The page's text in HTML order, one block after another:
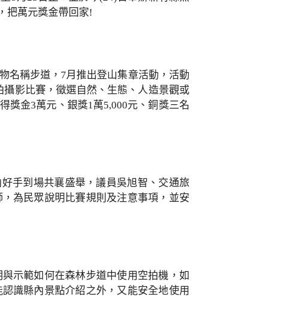
把萬元獎金帶回家!
名稱步道，7月推出登山集章活動，活動
影比賽，徵選自然、生態、人造景觀或
獎金3萬元、銀獎1萬5,000元、銅獎三名
手到場共襄盛舉，議員吳旭智、交通旅
為民眾說明比賽規則及注意事項，並安
示範如何在森林步道中使用空拍機，如
識縣內景點介紹之外，又能安全地使用